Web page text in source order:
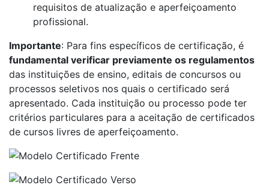
requisitos de atualização e aperfeiçoamento
profissional.
Importante: Para fins específicos de certificação, é
fundamental verificar previamente os regulamentos
das instituições de ensino, editais de concursos ou
processos seletivos nos quais o certificado será
apresentado. Cada instituição ou processo pode ter
critérios particulares para a aceitação de certificados
de cursos livres de aperfeiçoamento.